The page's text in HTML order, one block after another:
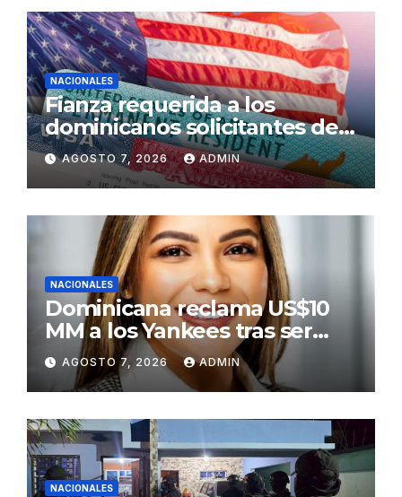
NACIONALES
Fianza requerida a los
dominicanos solicitantes de
residencia a EE. UU. será de
US$100,000 en adelante
AGOSTO 7, 2026 ADMIN
NACIONALES
Dominicana reclama US$10
MM a los Yankees tras ser
golpeada por bate de José
Ramírez
AGOSTO 7, 2026 ADMIN
NACIONALES